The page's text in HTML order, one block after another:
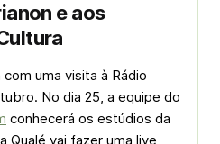
e aos
uma visita à Rádio
No dia 25, a equipe do
conhecerá os estúdios da
Qualé vai fazer uma live